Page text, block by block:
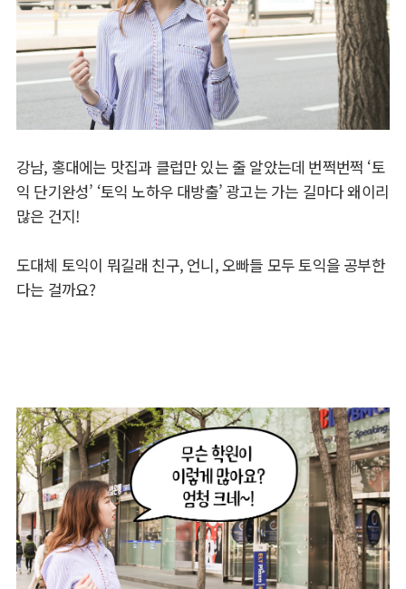
강남, 홍대에는 맛집과 클럽만 있는 줄 알았는데 번쩍번쩍 ‘토
익 단기완성’ ‘토익 노하우 대방출’ 광고는 가는 길마다 왜이리
많은 건지!
도대체 토익이 뭐길래 친구, 언니, 오빠들 모두 토익을 공부한
다는 걸까요?